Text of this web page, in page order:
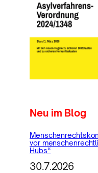
Neu im Blog
vor
Hubs“
30.7.2026